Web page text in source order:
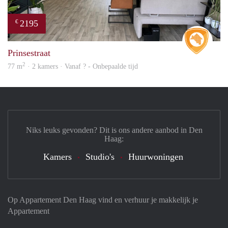
€ 2195
Real
Prinsestraat
77 m2 · 2 kamers · Vanaf ? - Onbepaalde tijd
Op Appartement Den Haag vind en verhuur je makkelijk je
Appartement
Niks leuks gevonden? Dit is ons andere aanbod in Den
Haag:
Kamers Studio's Huurwoningen